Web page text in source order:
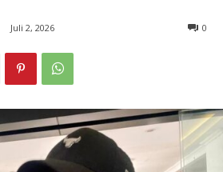
Juli 2, 2026 0